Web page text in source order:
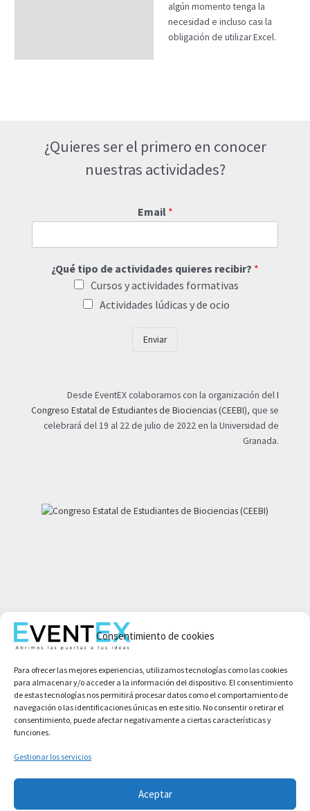
Consentimiento de cookies
Para ofrecer las mejores experiencias, utilizamos tecnologías como las cookies
para almacenar y/o acceder a la información del dispositivo. El consentimiento
de estas tecnologías nos permitirá procesar datos como el comportamiento de
navegación o las identificaciones únicas en este sitio. No consentir o retirar el
consentimiento, puede afectar negativamente a ciertas características y
funciones.
Gestionar los servicios
Aceptar
algún momento tenga la
necesidad e incluso casi la
obligación de utilizar Excel.
¿Quieres ser el primero en conocer
nuestras actividades?
Email *
¿Qué tipo de actividades quieres recibir? *
Cursos y actividades formativas
Actividades lúdicas y de ocio
Enviar
Desde EventEX colaboramos con la organización delI
Congreso Estatal de Estudiantes de Biociencias (CEEBI), que se
celebrará del 19 al 22 de julio de 2022 en la Universidad de
Granada.
Aviso legal
Política de privacidad
Condiciones de compra
Política de cookies